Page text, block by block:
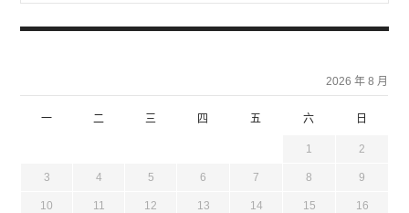
2026 年 8 月
一 二 三 四 五 六 日
1 2
3 4 5 6 7 8 9
10 11 12 13 14 15 16